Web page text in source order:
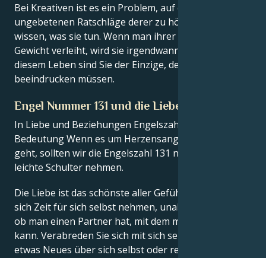
Bei Kreativen ist es ein Problem, auf die
ungebetenen Ratschläge derer zu hören, die nicht
wissen, was sie tun. Wenn man ihrer Stimme kein
Gewicht verleiht, wird sie irgendwann zu Lärm. In
diesem Leben sind Sie der Einzige, den Sie
beeindrucken müssen.
Engel Nummer 131 und die Liebe
In Liebe und Beziehungen Engelszahl 131 spirituelle
Bedeutung Wenn es um Herzensangelegenheiten
geht, sollten wir die Engelszahl 131 nicht auf die
leichte Schulter nehmen.
Die Liebe ist das schönste aller Gefühle. Man sollte
sich Zeit für sich selbst nehmen, unabhängig davon,
ob man einen Partner hat, mit dem man sie teilen
kann. Verabreden Sie sich mit sich selbst, lernen Sie
etwas Neues über sich selbst oder rezitieren Sie